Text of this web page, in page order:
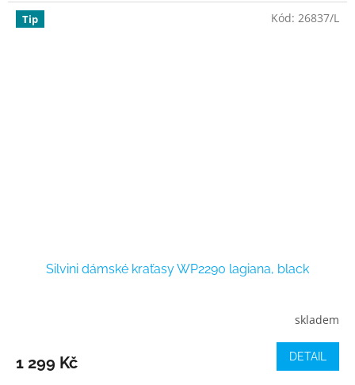
Tip
Silvini dámské kraťasy WP2290 lagiana, black
skladem
1 299 Kč DETAIL
Kód: 26837/L